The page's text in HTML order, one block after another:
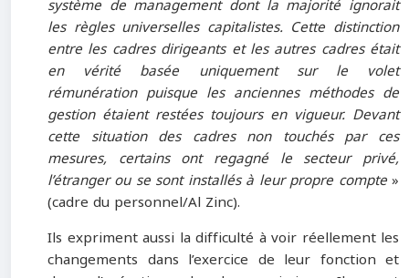
système de management dont la majorité ignorait
les règles universelles capitalistes. Cette distinction
entre les cadres dirigeants et les autres cadres était
en vérité basée uniquement sur le volet
rémunération puisque les anciennes méthodes de
gestion étaient restées toujours en vigueur. Devant
cette situation des cadres non touchés par ces
mesures, certains ont regagné le secteur privé,
l’étranger ou se sont installés à leur propre compte»
(cadre du personnel/Al Zinc).
Ils expriment aussi la difficulté à voir réellement les
changements dans l’exercice de leur fonction et